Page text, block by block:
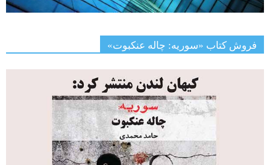
فروش کتاب «سوریه: چاله عنکبوت»